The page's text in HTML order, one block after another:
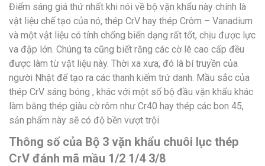
Điểm sáng giá thứ nhất khi nói về bộ vặn khẩu này chính là
vật liệu chế tạo của nó, thép CrV hay thép Crôm – Vanadium
và một vật liệu có tính chống biến dạng rất tốt, chịu được lực
va đập lớn. Chúng ta cũng biết rằng các cờ lê cao cấp đều
được làm từ vật liệu này. Thời xa xưa, đó là bí truyền của
người Nhật để tạo ra các thanh kiếm trứ danh. Mầu sắc của
thép CrV sáng bóng , khác với một số bộ đầu vặn khẩu khác
làm bằng thép giàu cờ rôm như Cr40 hay thép các bon 45,
sản phẩm này sẽ có độ bền vượt trội.
Thông số của Bộ 3 vặn khẩu chuôi lục thép
CrV đánh mã mầu 1/2 1/4 3/8